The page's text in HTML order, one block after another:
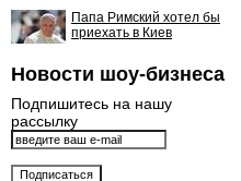
Папа Римский хотел бы
приехать в Киев
Новости шоу-бизнеса
Подпишитесь на нашу
рассылку